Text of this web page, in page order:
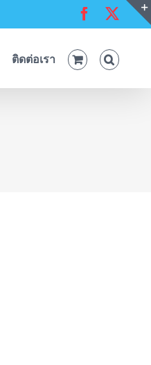
Facebook
ติดต่อเรา